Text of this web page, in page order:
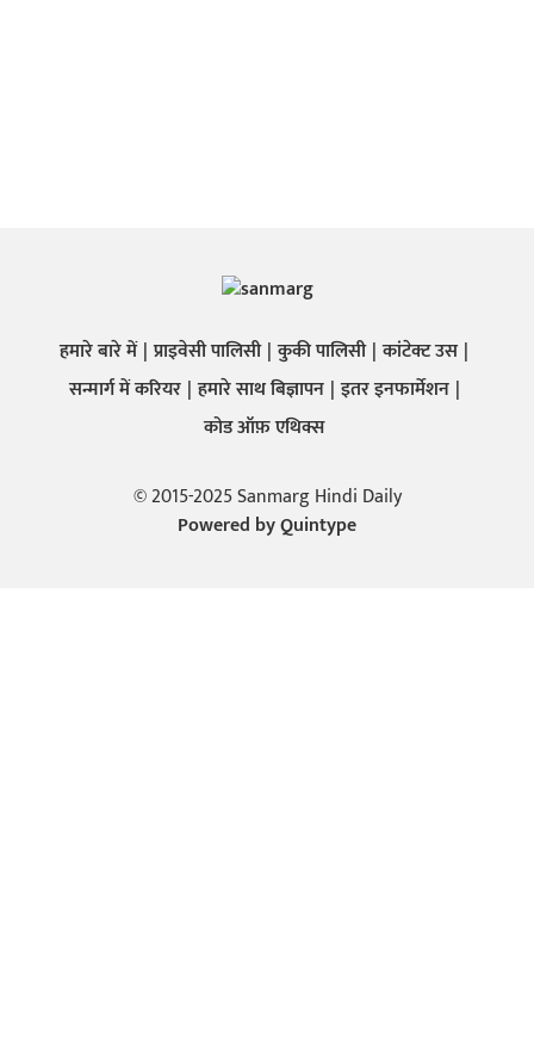
हमारे बारे में प्राइवेसी पालिसी कुकी पालिसी कांटेक्ट उस
सन्मार्ग में करियर हमारे साथ बिज्ञापन इतर इनफार्मेशन
कोड ऑफ़ एथिक्स
© 2015-2025 Sanmarg Hindi Daily
Powered byQuintype